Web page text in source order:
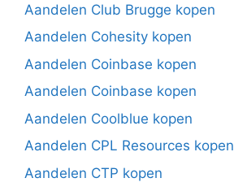
Aandelen Club Brugge kopen
Aandelen Cohesity kopen
Aandelen Coinbase kopen
Aandelen Coinbase kopen
Aandelen Coolblue kopen
Aandelen CPL Resources kopen
Aandelen CTP kopen